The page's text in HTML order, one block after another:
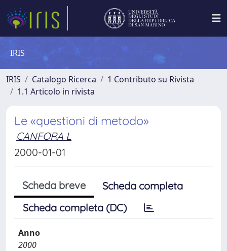
IRIS
IRIS Catalogo Ricerca
1 Contributo su Rivista
1.1 Articolo in rivista
Le «questioni di metodo»
CANFORA L
2000-01-01
Scheda breve
Scheda completa
Scheda completa (DC)
Anno
2000